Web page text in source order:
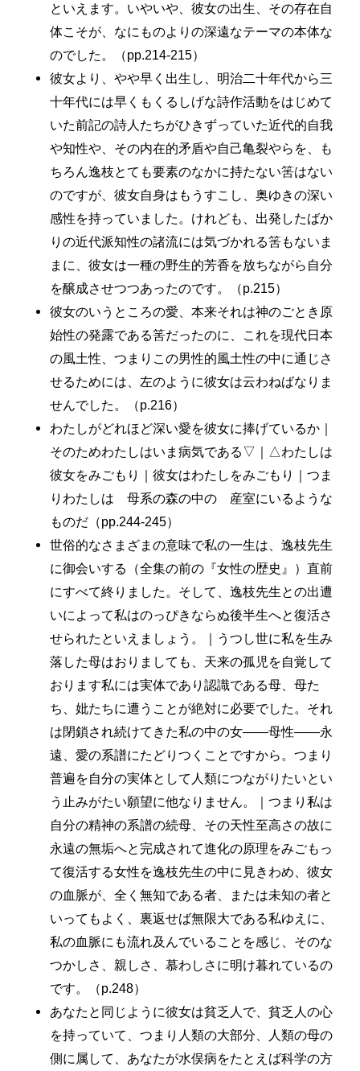
といえます。いやいや、彼女の出生、その存在自
体こそが、なにものよりの深遠なテーマの本体な
のでした。（pp.214-215）
彼女より、やや早く出生し、明治二十年代から三
十年代には早くもくるしげな詩作活動をはじめて
いた前記の詩人たちがひきずっていた近代的自我
や知性や、その内在的矛盾や自己亀裂やらを、も
ちろん逸枝とても要素のなかに持たない筈はない
のですが、彼女自身はもうすこし、奥ゆきの深い
感性を持っていました。けれども、出発したばか
りの近代派知性の諸流には気づかれる筈もないま
まに、彼女は一種の野生的芳香を放ちながら自分
を醸成させつつあったのです。（p.215）
彼女のいうところの愛、本来それは神のごとき原
始性の発露である筈だったのに、これを現代日本
の風土性、つまりこの男性的風土性の中に通じさ
せるためには、左のように彼女は云わねばなりま
せんでした。（p.216）
わたしがどれほど深い愛を彼女に捧げているか｜
そのためわたしはいま病気である▽｜△わたしは
彼女をみごもり｜彼女はわたしをみごもり｜つま
りわたしは 母系の森の中の 産室にいるような
ものだ（pp.244-245）
世俗的なさまざまの意味で私の一生は、逸枝先生
に御会いする（全集の前の『女性の歴史』）直前
にすべて終りました。そして、逸枝先生との出遭
いによって私はのっぴきならぬ後半生へと復活さ
せられたといえましょう。｜うつし世に私を生み
落した母はおりましても、天来の孤児を自覚して
おります私には実体であり認識である母、母た
ち、妣たちに遭うことが絶対に必要でした。それ
は閉鎖され続けてきた私の中の女――母性――永
遠、愛の系譜にたどりつくことですから。つまり
普遍を自分の実体として人類につながりたいとい
う止みがたい願望に他なりません。｜つまり私は
自分の精神の系譜の続母、その天性至高さの故に
永遠の無垢へと完成されて進化の原理をみごもっ
て復活する女性を逸枝先生の中に見きわめ、彼女
の血脈が、全く無知である者、または未知の者と
いってもよく、裏返せば無限大である私ゆえに、
私の血脈にも流れ及んでいることを感じ、そのな
つかしさ、親しさ、慕わしさに明け暮れているの
です。（p.248）
あなたと同じように彼女は貧乏人で、貧乏人の心
を持っていて、つまり人類の大部分、人類の母の
側に属して、あなたが水俣病をたとえば科学の方